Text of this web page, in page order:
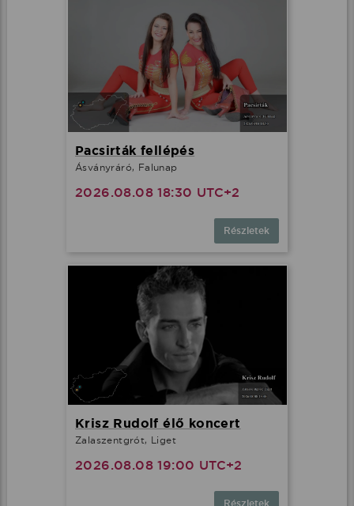
Pacsirták fellépés
Ásványráró, Falunap
2026.08.08 18:30 UTC+2
Részletek
Krisz Rudolf élő koncert
Zalaszentgrót, Liget
2026.08.08 19:00 UTC+2